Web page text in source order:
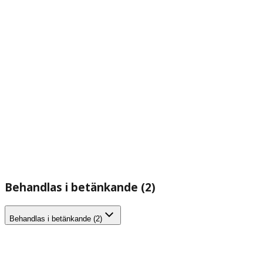
Behandlas i betänkande (2)
Behandlas i betänkande (2)